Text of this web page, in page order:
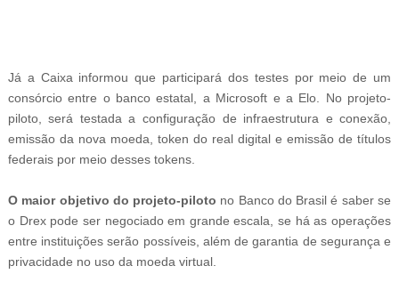
Já a Caixa informou que participará dos testes por meio de um
consórcio entre o banco estatal, a Microsoft e a Elo. No projeto-
piloto, será testada a configuração de infraestrutura e conexão,
emissão da nova moeda, token do real digital e emissão de títulos
federais por meio desses tokens.
O maior objetivo do projeto-piloto no Banco do Brasil é saber se
o Drex pode ser negociado em grande escala, se há as operações
entre instituições serão possíveis, além de garantia de segurança e
privacidade no uso da moeda virtual.